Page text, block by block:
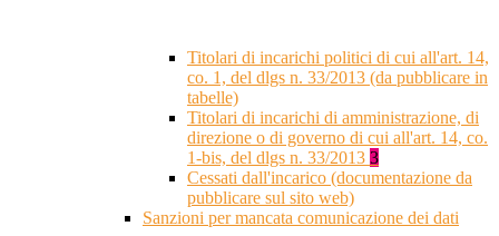
Titolari di incarichi politici di cui all'art. 14,
co. 1, del dlgs n. 33/2013 (da pubblicare in
tabelle)
Titolari di incarichi di amministrazione, di
direzione o di governo di cui all'art. 14, co.
1-bis, del dlgs n. 33/2013 3
Cessati dall'incarico (documentazione da
pubblicare sul sito web)
Sanzioni per mancata comunicazione dei dati